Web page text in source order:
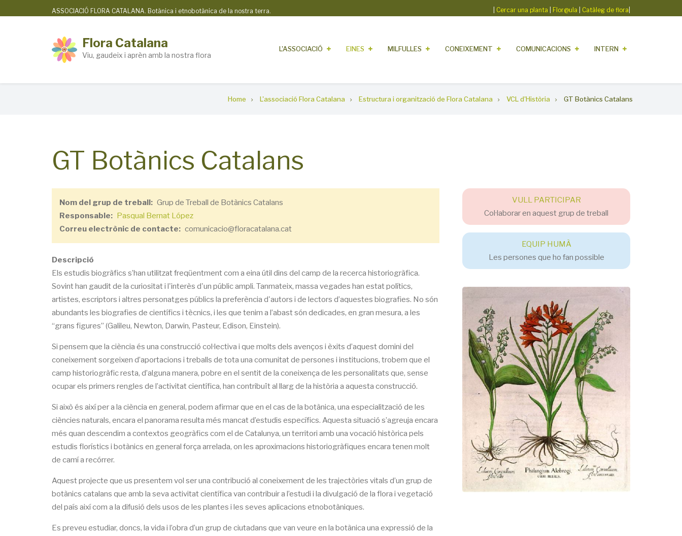
ASSOCIACIÓ FLORA CATALANA. Botànica i etnobotànica de la nostra terra. Cercar una planta Flor@ula Catàleg de flora
Flora Catalana
Viu, gaudeix i aprèn amb la nostra flora
L'ASSOCIACIÓ EINES MILFULLES CONEIXEMENT COMUNICACIONS INTERN
Home L'associació Flora Catalana Estructura i organització de Flora Catalana VCL d'Història GT Botànics Catalans
GT Botànics Catalans
Nom del grup de treball
Grup de Treball de Botànics Catalans
Responsable
Pasqual Bernat López
Correu electrònic de contacte
comunicacio@floracatalana.cat
Descripció
Els estudis biogràfics s’han utilitzat freqüentment com a eina útil dins del camp de la recerca historiogràfica.
Sovint han gaudit de la curiositat i l'interès d'un públic ampli. Tanmateix, massa vegades han estat polítics,
artistes, escriptors i altres personatges públics la preferència d'autors i de lectors d’aquestes biografies. No són
abundants les biografies de científics i tècnics, i les que tenim a l’abast són dedicades, en gran mesura, a les
“grans figures” (Galileu, Newton, Darwin, Pasteur, Edison, Einstein).
Si pensem que la ciència és una construcció col·lectiva i que molts dels avenços i èxits d’aquest domini del
coneixement sorgeixen d’aportacions i treballs de tota una comunitat de persones i institucions, trobem que el
camp historiogràfic resta, d’alguna manera, pobre en el sentit de la coneixença de les personalitats que, sense
ocupar els primers rengles de l’activitat científica, han contribuït al llarg de la història a aquesta construcció.
Si això és així per a la ciència en general, podem afirmar que en el cas de la botànica, una especialització de les
ciències naturals, encara el panorama resulta més mancat d’estudis específics. Aquesta situació s’agreuja encara
més quan descendim a contextos geogràfics com el de Catalunya, un territori amb una vocació històrica pels
estudis florístics i botànics en general força arrelada, on les aproximacions historiogràfiques encara tenen molt
de camí a recórrer.
Aquest projecte que us presentem vol ser una contribució al coneixement de les trajectòries vitals d’un grup de
botànics catalans que amb la seva activitat científica van contribuir a l’estudi i la divulgació de la flora i vegetació
del país així com a la difusió dels usos de les plantes i les seves aplicacions etnobotàniques.
Es preveu estudiar, doncs, la vida i l’obra d’un grup de ciutadans que van veure en la botànica una expressió de la
VULL PARTICIPAR
Col·laborar en aquest grup de treball
EQUIP HUMÀ
Les persones que ho fan possible